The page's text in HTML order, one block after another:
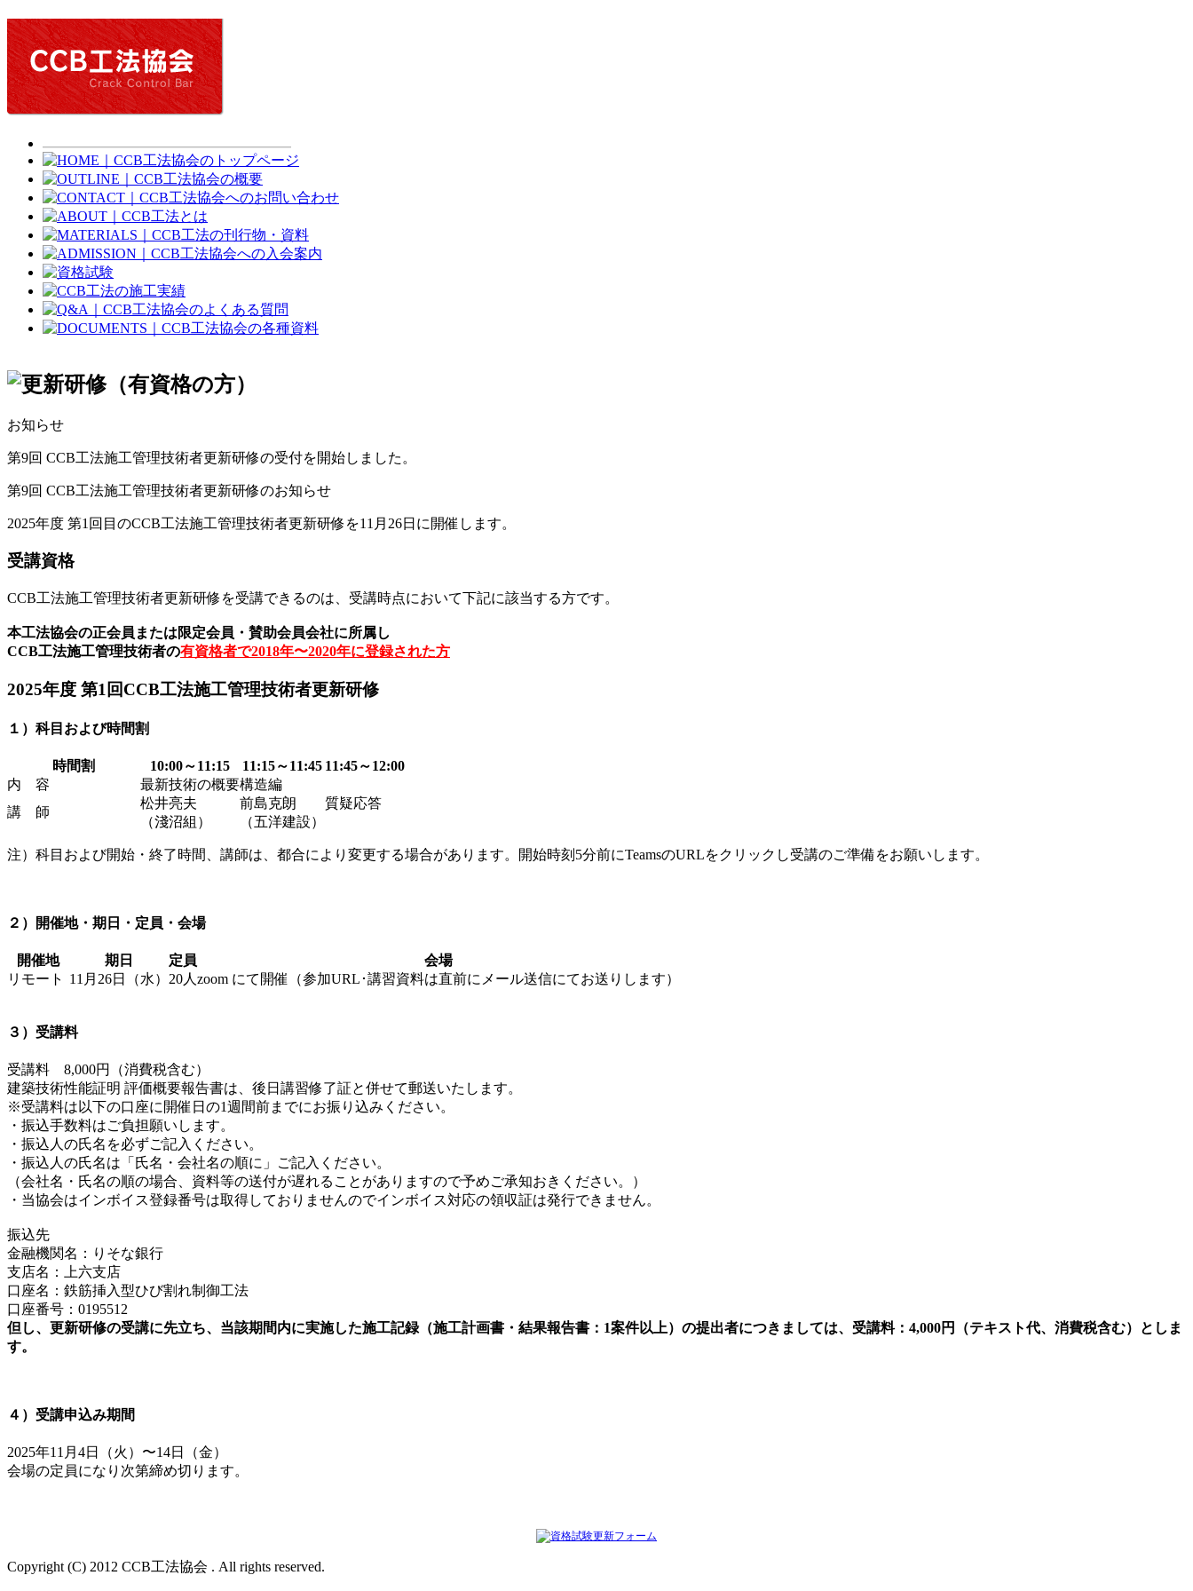
お知らせ
第9回 CCB工法施工管理技術者更新研修の受付を開始しました。
第9回 CCB工法施工管理技術者更新研修のお知らせ
2025年度 第1回目のCCB工法施工管理技術者更新研修を11月26日に開催します。
受講資格
CCB工法施工管理技術者更新研修を受講できるのは、受講時点において下記に該当する方です。
本工法協会の正会員または限定会員・賛助会員会社に所属し
CCB工法施工管理技術者の有資格者で2018年〜2020年に登録された方
2025年度 第1回CCB工法施工管理技術者更新研修
１）科目および時間割
時間割 10:00～11:15 11:15～11:45 11:45～12:00
内 容
最新技術の概要構造編
質疑応答
講 師
松井亮夫
（淺沼組）
前島克朗
（五洋建設）
注）科目および開始・終了時間、講師は、都合により変更する場合があります。開始時刻5分前にTeamsのURLをクリックし受講のご準備をお願いします。
２）開催地・期日・定員・会場
開催地 期日 定員
会場
リモート
11月26日（水） 20人 zoom にて開催（参加URL･講習資料は直前にメール送信にてお送りします）
３）受講料
受講料 8,000円（消費税含む）
建築技術性能証明 評価概要報告書は、後日講習修了証と併せて郵送いたします。
※受講料は以下の口座に開催日の1週間前までにお振り込みください。
・振込手数料はご負担願いします。
・振込人の氏名を必ずご記入ください。
・振込人の氏名は「氏名・会社名の順に」ご記入ください。
（会社名・氏名の順の場合、資料等の送付が遅れることがありますので予めご承知おきください。）
・当協会はインボイス登録番号は取得しておりませんのでインボイス対応の領収証は発行できません。
振込先
金融機関名：りそな銀行
支店名：上六支店
口座名：鉄筋挿入型ひび割れ制御工法
口座番号：0195512
但し、更新研修の受講に先立ち、当該期間内に実施した施工記録（施工計画書・結果報告書：1案件以上）の提出者につきましては、受講料：4,000円（テキスト代、消費税含む）としま
す。
４）受講申込み期間
2025年11月4日（火）〜14日（金）
会場の定員になり次第締め切ります。
Copyright (C) 2012 CCB工法協会 . All rights reserved.